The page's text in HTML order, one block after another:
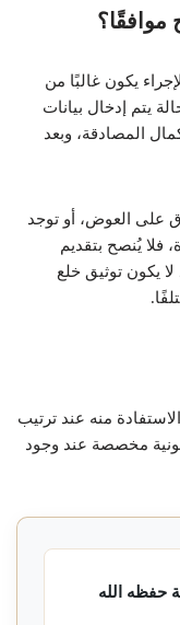
موافقًا؟
يكون غالبًا من
يتم إدخال بيانات
المصادقة، وبعد
على العوض، أو توجد
فلا يُنصح بتقديم
يكون توثيق خلع
منه عند ترتيب
مخصصة عند وجود
حفظه الله